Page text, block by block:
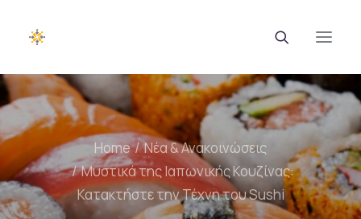
EUROTRAINING
ΣΑΕΚ
Σεμινάρια
Home
Νέα & Ανακοινώσεις
Μυστικά της Ιαπωνικής Κουζίνας:
Κατακτήστε την Τέχνη του Sushi